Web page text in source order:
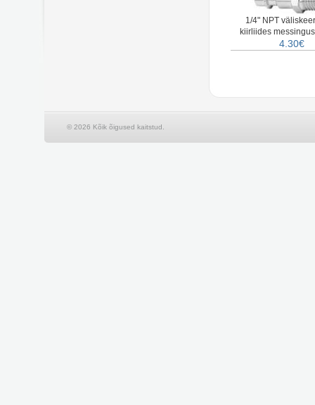
1/4" NPT
kiirliides
4.30€
© 2026 Kõik õigused kaitstud.